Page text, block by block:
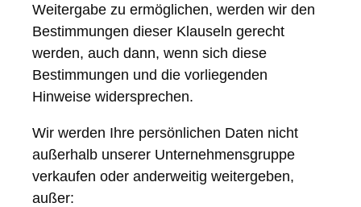
Weitergabe zu ermöglichen, werden wir den
Bestimmungen dieser Klauseln gerecht
werden, auch dann, wenn sich diese
Bestimmungen und die vorliegenden
Hinweise widersprechen.
Wir werden Ihre persönlichen Daten nicht
außerhalb unserer Unternehmensgruppe
verkaufen oder anderweitig weitergeben,
außer: